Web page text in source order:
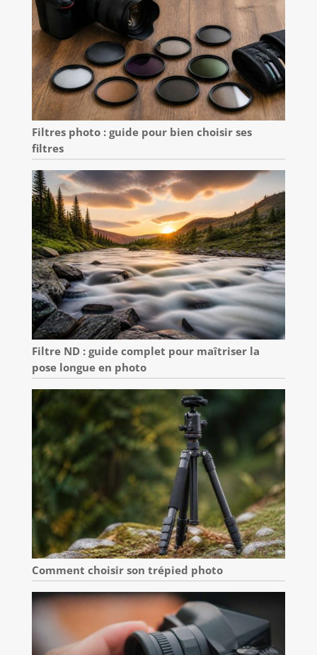
Filtres photo : guide pour bien choisir ses
filtres
Filtre ND : guide complet pour maîtriser la
pose longue en photo
Comment choisir son trépied photo